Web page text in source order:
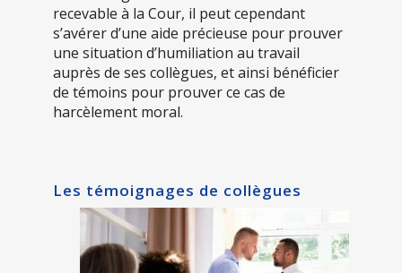
recevable à la Cour, il peut cependant
s’avérer d’une aide précieuse pour prouver
une situation d’humiliation au travail
auprès de ses collègues, et ainsi bénéficier
de témoins pour prouver ce cas de
harcèlement moral.
Les témoignages de collègues